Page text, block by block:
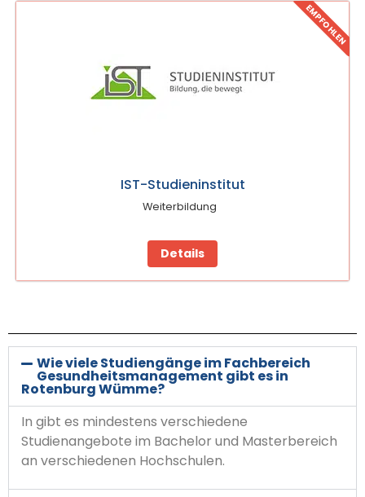
EMPFOHLEN
IST-Studieninstitut
Weiterbildung
Details
Wie viele Studiengänge im Fachbereich
Gesundheitsmanagement gibt es in
Rotenburg Wümme?
In gibt es mindestens verschiedene
Studienangebote im Bachelor und Masterbereich
an verschiedenen Hochschulen.